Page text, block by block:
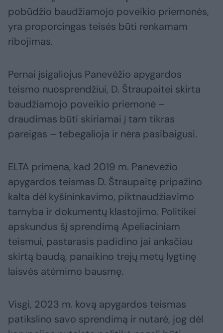
pobūdžio baudžiamojo poveikio priemonės,
yra proporcingas teisės būti renkamam
ribojimas.
Pernai įsigaliojus Panevėžio apygardos
teismo nuosprendžiui, D. Štraupaitei skirta
baudžiamojo poveikio priemonė –
draudimas būti skiriamai į tam tikras
pareigas – tebegalioja ir nėra pasibaigusi.
ELTA primena, kad 2019 m. Panevėžio
apygardos teismas D. Štraupaitę pripažino
kalta dėl kyšininkavimo, piktnaudžiavimo
tarnyba ir dokumentų klastojimo. Politikei
apskundus šį sprendimą Apeliaciniam
teismui, pastarasis padidino jai anksčiau
skirtą baudą, panaikino trejų metų lygtinę
laisvės atėmimo bausmę.
Visgi, 2023 m. kovą apygardos teismas
patikslino savo sprendimą ir nutarė, jog dėl